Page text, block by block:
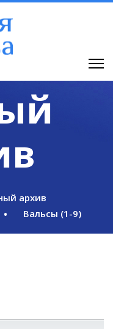
архив
Вальсы (1-9)